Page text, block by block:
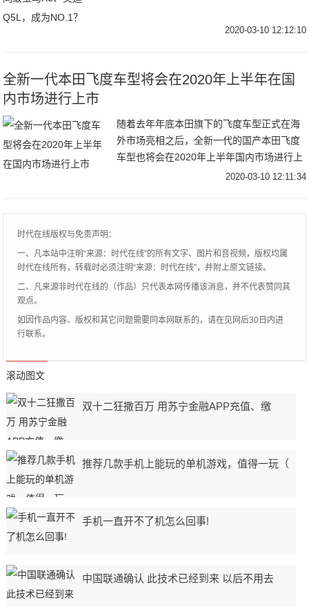
2020-03-10 12:12:10
全新一代本田飞度车型将会在2020年上半年在国
内市场进行上市
随着去年年底本田旗下的飞度车型正式在海
外市场亮相之后，全新一代的国产本田飞度
车型也将会在2020年上半年国内市场进行上
市，新车车型上市之后将会继续在国内小型
2020-03-10 12:11:34
时代在线版权与免责声明：
一、凡本站中注明“来源：时代在线”的所有文字、图片和音视频，版权均属
时代在线所有，转载时必须注明“来源：时代在线”，并附上原文链接。
二、凡来源非时代在线的（作品）只代表本网传播该消息，并不代表赞同其
观点。
如因作品内容、版权和其它问题需要同本网联系的，请在见网后30日内进
行联系。
滚动图文
双十二狂撒百万 用苏宁金融APP充值、缴
推荐几款手机上能玩的单机游戏，值得一玩（
手机一直开不了机怎么回事!
中国联通确认 此技术已经到来 以后不用去